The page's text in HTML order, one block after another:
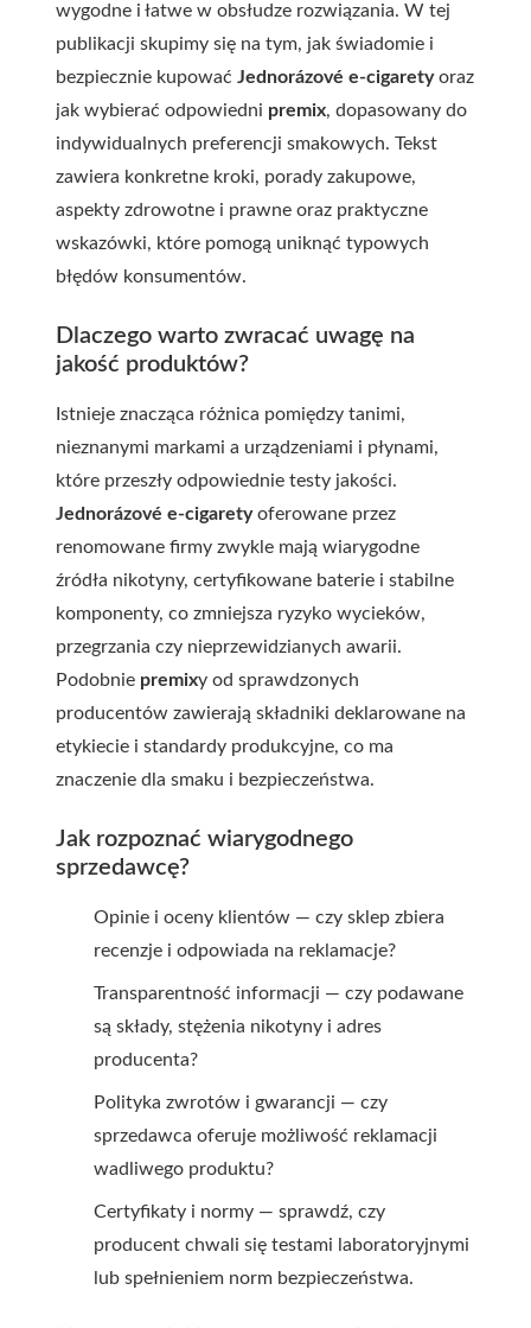
wygodne i łatwe w obsłudze rozwiązania. W tej
publikacji skupimy się na tym, jak świadomie i
bezpiecznie kupować Jednorázové e-cigaretyoraz
jak wybierać odpowiedni premix, dopasowany do
indywidualnych preferencji smakowych. Tekst
zawiera konkretne kroki, porady zakupowe,
aspekty zdrowotne i prawne oraz praktyczne
wskazówki, które pomogą uniknąć typowych
błędów konsumentów.
Dlaczego warto zwracać uwagę na
jakość produktów?
Istnieje znacząca różnica pomiędzy tanimi,
nieznanymi markami a urządzeniami i płynami,
które przeszły odpowiednie testy jakości.
Jednorázové e-cigaretyoferowane przez
renomowane firmy zwykle mają wiarygodne
źródła nikotyny, certyfikowane baterie i stabilne
komponenty, co zmniejsza ryzyko wycieków,
przegrzania czy nieprzewidzianych awarii.
Podobnie premixy od sprawdzonych
producentów zawierają składniki deklarowane na
etykiecie i standardy produkcyjne, co ma
znaczenie dla smaku i bezpieczeństwa.
Jak rozpoznać wiarygodnego
sprzedawcę?
Opinie i oceny klientów — czy sklep zbiera
recenzje i odpowiada na reklamacje?
Transparentność informacji — czy podawane
są składy, stężenia nikotyny i adres
producenta?
Polityka zwrotów i gwarancji — czy
sprzedawca oferuje możliwość reklamacji
wadliwego produktu?
Certyfikaty i normy — sprawdź, czy
producent chwali się testami laboratoryjnymi
lub spełnieniem norm bezpieczeństwa.